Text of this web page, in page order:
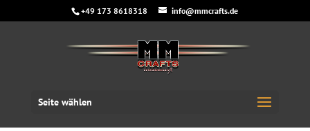
+49 173 8618318 info@mmcrafts.de
Seite wählen